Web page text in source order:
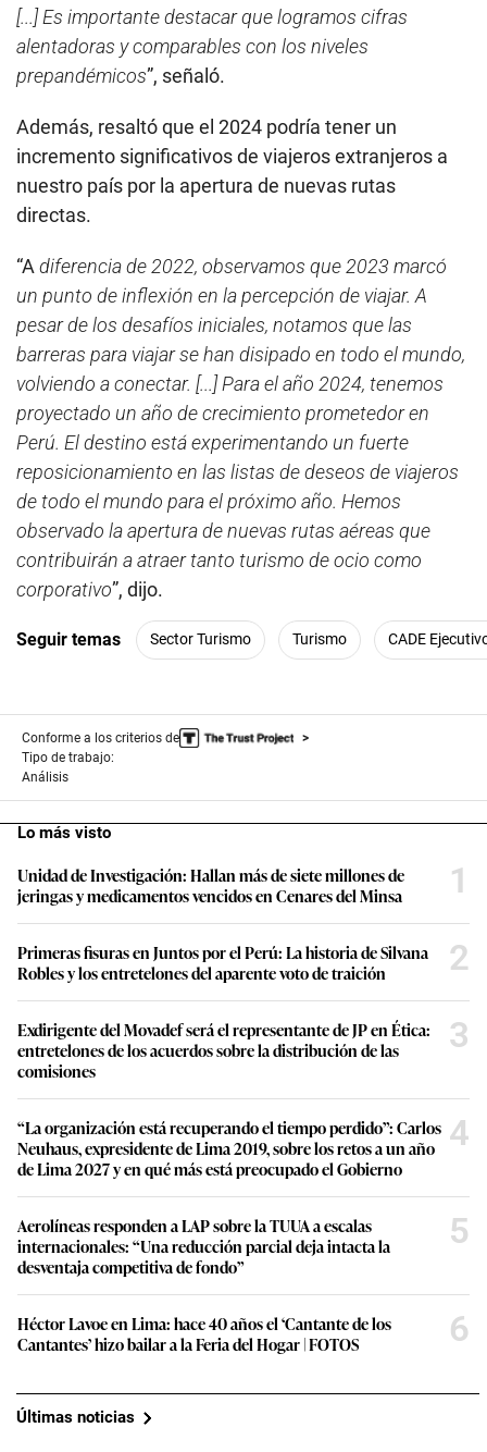
[...] Es importante destacar que logramos cifras
alentadoras y comparables con los niveles
prepandémicos”, señaló.
Además, resaltó que el 2024 podría tener un
incremento significativos de viajeros extranjeros a
nuestro país por la apertura de nuevas rutas
directas.
“A diferencia de 2022, observamos que 2023 marcó
un punto de inflexión en la percepción de viajar. A
pesar de los desafíos iniciales, notamos que las
barreras para viajar se han disipado en todo el mundo,
volviendo a conectar. [...] Para el año 2024, tenemos
proyectado un año de crecimiento prometedor en
Perú. El destino está experimentando un fuerte
reposicionamiento en las listas de deseos de viajeros
de todo el mundo para el próximo año. Hemos
observado la apertura de nuevas rutas aéreas que
contribuirán a atraer tanto turismo de ocio como
corporativo”, dijo.
Seguir temas Sector Turismo Turismo CADE
Conforme a los criterios de
Tipo de trabajo:
Análisis
Lo más visto
Unidad de Investigación: Hallan más de siete millones de
jeringas y medicamentos vencidos en Cenares del Minsa
1
Primeras fisuras en Juntos por el Perú: La historia de Silvana
Robles y los entretelones del aparente voto de traición
2
Exdirigente del Movadef será el representante de JP en Ética:
entretelones de los acuerdos sobre la distribución de las
comisiones
3
“La organización está recuperando el tiempo perdido”: Carlos
Neuhaus, expresidente de Lima 2019, sobre los retos a un año
de Lima 2027 y en qué más está preocupado el Gobierno
4
Aerolíneas responden a LAP sobre la TUUA a escalas
internacionales: “Una reducción parcial deja intacta la
desventaja competitiva de fondo”
5
Héctor Lavoe en Lima: hace 40 años el ‘Cantante de los
Cantantes’ hizo bailar a la Feria del Hogar | FOTOS
6
Últimas noticias